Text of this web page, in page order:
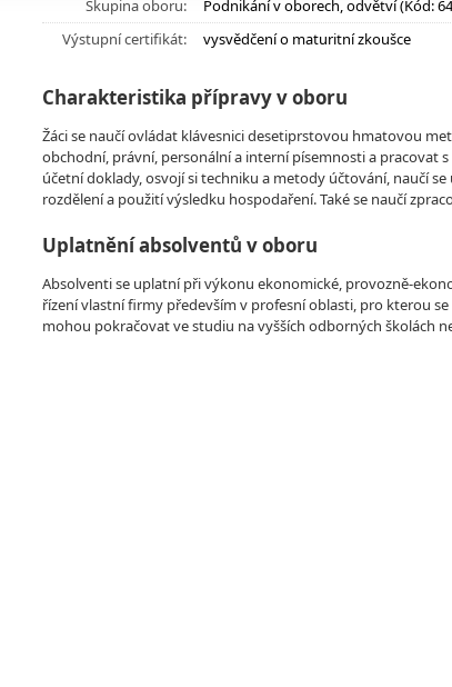
Skupina oboru:
Podnikání v oborech, odvětví (Kód:
Výstupní certifikát:
vysvědčení o maturitní zkoušce
Charakteristika přípravy v oboru
Žáci se naučí ovládat klávesnici desetiprstovou hmatovou
obchodní, právní, personální a interní písemnosti a pracovat
účetní doklady, osvojí si techniku a metody účtování, naučí
rozdělení a použití výsledku hospodaření. Také se naučí
Uplatnění absolventů v oboru
Absolventi se uplatní při výkonu ekonomické, provozně-
řízení vlastní firmy především v profesní oblasti, pro kterou
mohou pokračovat ve studiu na vyšších odborných školách